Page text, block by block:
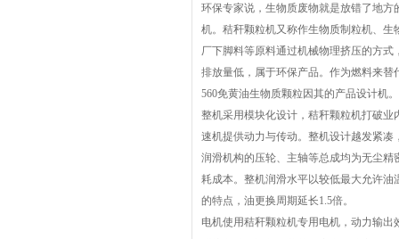
环保专家说，生物质废物就是放错了地
机。 秸秆颗粒机又称作生物质制粒机、生
厂下脚料等原料通过机械物理挤压的方式
排放量低，属于环保产品。作为燃料来
560免黄油生物质颗粒因其的产品设计机。
整机采用模块化设计， 秸秆颗粒机打破业
速机提供动力与传动。整机设计越发紧
润滑机构的压轮、主轴等总成均为无尘
耗成本。整机润滑水平以较低最大允许
的特点，油更换周期延长1.5倍。
电机使用秸秆颗粒机专用电机，动力输出